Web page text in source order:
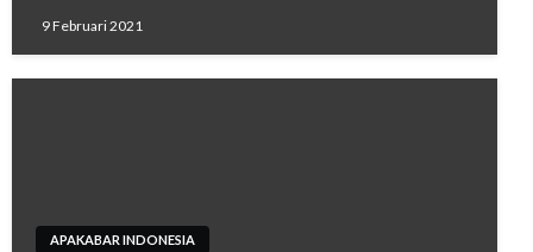
9 Februari 2021
APAKABAR INDONESIA